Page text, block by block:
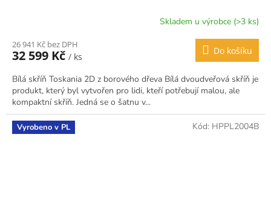
Skladem u výrobce (>3 ks)
26 941 Kč bez DPH
32 599 Kč / ks
Do košíku
Bílá skříň Toskania 2D z borového dřeva Bílá dvoudveřová skříň je
produkt, který byl vytvořen pro lidi, kteří potřebují malou, ale
kompaktní skříň. Jedná se o šatnu v...
Vyrobeno v PL Kód: HPPL2004B